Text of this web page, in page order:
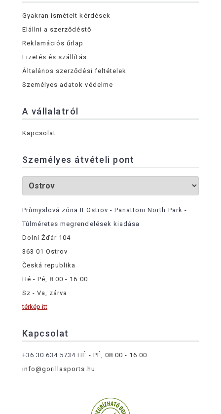
Gyakran ismételt kérdések
Elállni a szerződéstő
Reklamációs űrlap
Fizetés és szállítás
Általános szerződési feltételek
Személyes adatok védelme
A vállalatról
Kapcsolat
Személyes átvételi pont
Průmyslová zóna II Ostrov - Panattoni North Park -
Túlméretes megrendelések kiadása
Dolní Žďár 104
363 01 Ostrov
Česká republika
Hé - Pé, 8:00 - 16:00
Sz - Va, zárva
térkép itt
Kapcsolat
+36 30 634 5734 HÉ - PÉ, 08:00 - 16:00
info@gorillasports.hu